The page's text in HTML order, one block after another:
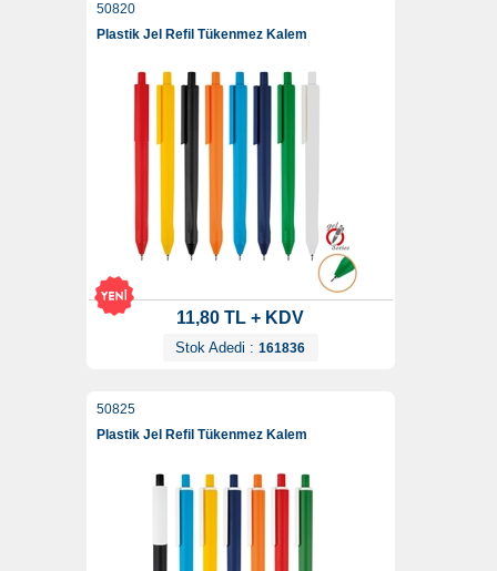
50820
Plastik Jel Refil Tükenmez Kalem
11,80 TL + KDV
Stok Adedi : 161836
50825
Plastik Jel Refil Tükenmez Kalem